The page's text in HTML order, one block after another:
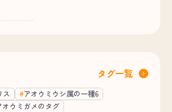
タグ一覧
ス
アオウミウシ属の一種6
オウミガメのタグ